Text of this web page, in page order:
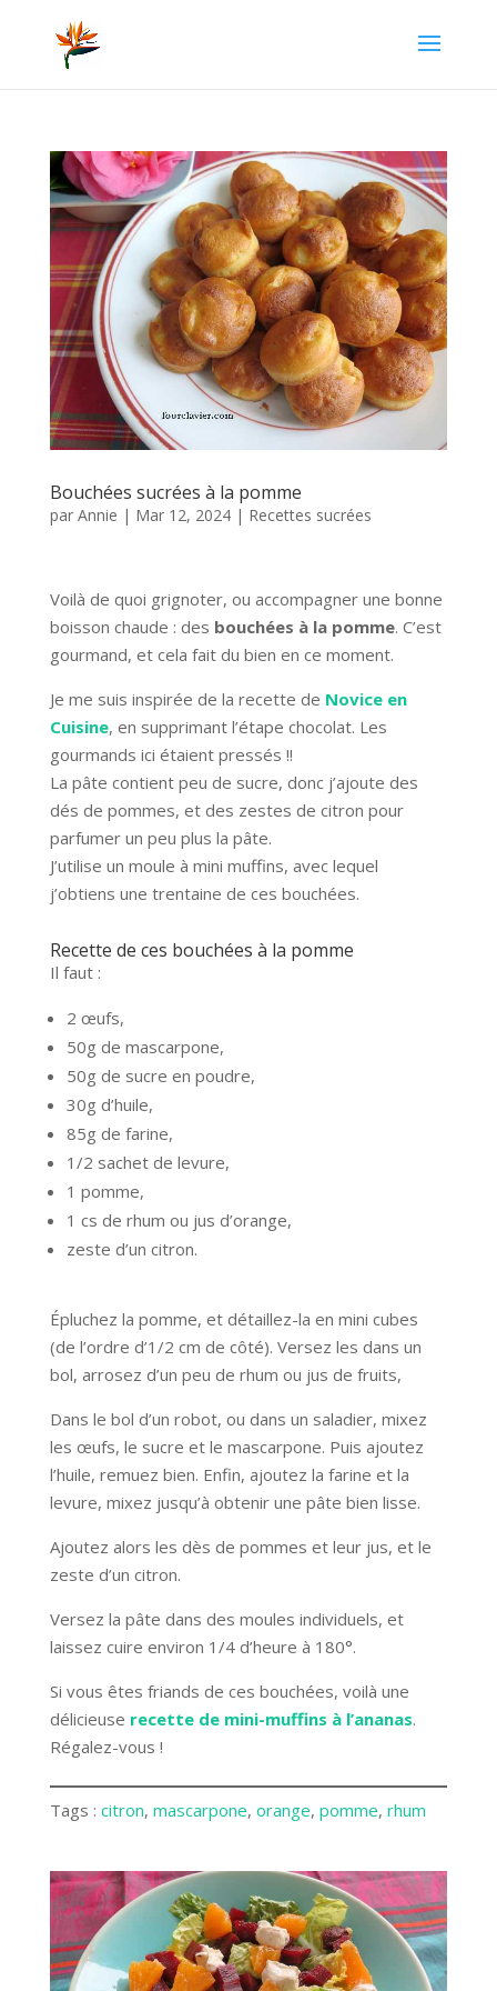
Bouchées sucrées à la pomme
par Annie | Mar 12, 2024| Recettes sucrées
Voilà de quoi grignoter, ou accompagner une bonne
boisson chaude : des bouchées à la pomme. C’est
gourmand, et cela fait du bien en ce moment.
Je me suis inspirée de la recette de Novice en
Cuisine, en supprimant l’étape chocolat. Les
gourmands ici étaient pressés !!
La pâte contient peu de sucre, donc j’ajoute des
dés de pommes, et des zestes de citron pour
parfumer un peu plus la pâte.
J’utilise un moule à mini muffins, avec lequel
j’obtiens une trentaine de ces bouchées.
Recette de ces bouchées à la pomme
Il faut :
2 œufs,
50g de mascarpone,
50g de sucre en poudre,
30g d’huile,
85g de farine,
1/2 sachet de levure,
1 pomme,
1 cs de rhum ou jus d’orange,
zeste d’un citron.
Épluchez la pomme, et détaillez-la en mini cubes
(de l’ordre d’1/2 cm de côté). Versez les dans un
bol, arrosez d’un peu de rhum ou jus de fruits,
Dans le bol d’un robot, ou dans un saladier, mixez
les œufs, le sucre et le mascarpone. Puis ajoutez
l’huile, remuez bien. Enfin, ajoutez la farine et la
levure, mixez jusqu’à obtenir une pâte bien lisse.
Ajoutez alors les dès de pommes et leur jus, et le
zeste d’un citron.
Versez la pâte dans des moules individuels, et
laissez cuire environ 1/4 d’heure à 180°.
Si vous êtes friands de ces bouchées, voilà une
délicieuse recette de mini-muffins à l’ananas.
Régalez-vous !
Tags : citron, mascarpone, orange, pomme, rhum